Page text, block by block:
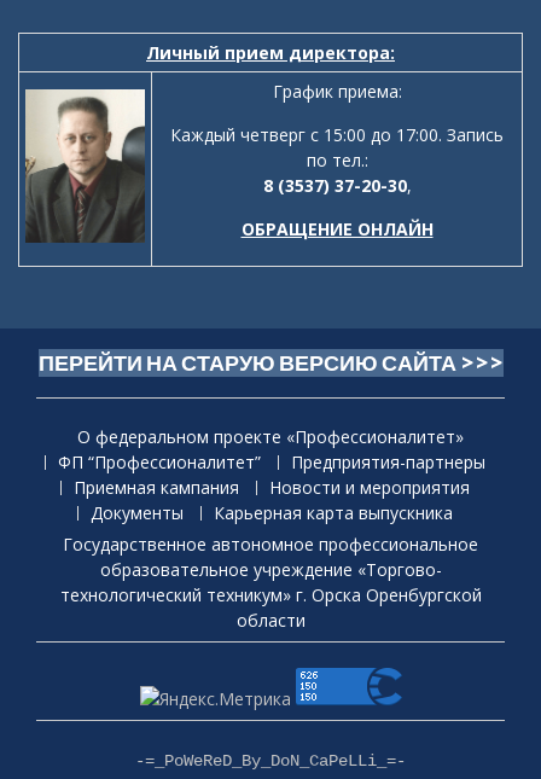
Личный прием директора:
График приема:
Каждый четверг с 15:00 до 17:00. Запись
по тел.:
8 (3537) 37-20-30,
ОБРАЩЕНИЕ ОНЛАЙН
ПЕРЕЙТИ НА СТАРУЮ ВЕРСИЮ САЙТА >>>
О федеральном проекте «Профессионалитет»
ФП “Профессионалитет”
Предприятия-партнеры
Приемная кaмпания
Новости и мероприятия
Документы
Карьерная карта выпускника
Государственное автономное профессиональное
образовательное учреждение «Торгово-
технологический техникум» г. Орска Оренбургской
области
-=_PoWeReD_By_DoN_CaPeLLi_=-